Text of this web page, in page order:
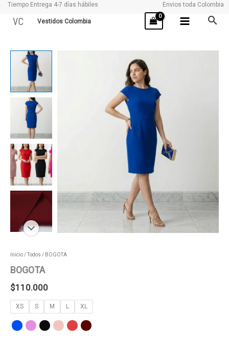
Tiempo Entrega 4-7 días hábiles Envios toda Colombia
VC Vestidos Colombia
Inicio/Todos / BOGOTA
BOGOTA
$110.000
XS S M L XL
BOGOTA
cantidad